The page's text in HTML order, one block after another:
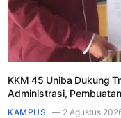
KKM 45 Uniba Dukung
Administrasi,
KAMPUS 2 Agustus